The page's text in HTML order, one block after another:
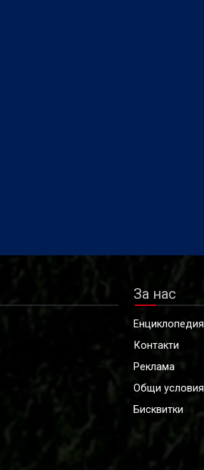
За нас
Енциклопедия
Контакти
Реклама
Общи условия
Бисквитки